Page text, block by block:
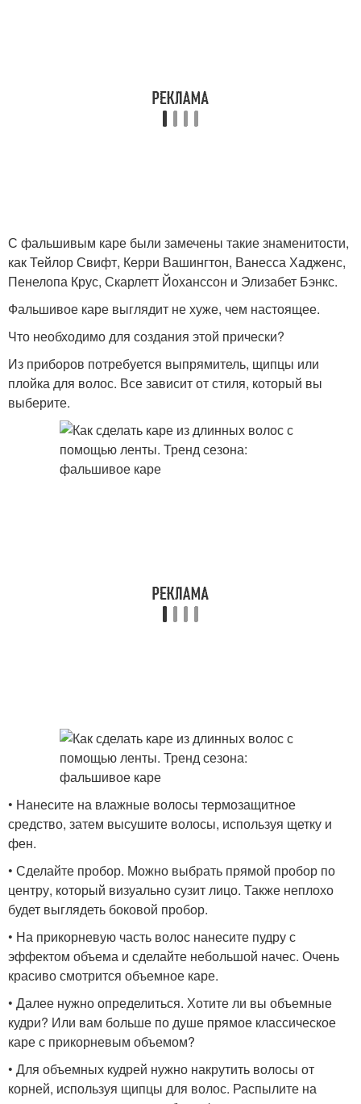
С фальшивым каре были замечены такие знаменитости,
как Тейлор Свифт, Керри Вашингтон, Ванесса Хадженс,
Пенелопа Крус, Скарлетт Йоханссон и Элизабет Бэнкс.
Фальшивое каре выглядит не хуже, чем настоящее.
Что необходимо для создания этой прически?
Из приборов потребуется выпрямитель, щипцы или
плойка для волос. Все зависит от стиля, который вы
выберите.
• Нанесите на влажные волосы термозащитное
средство, затем высушите волосы, используя щетку и
фен.
• Сделайте пробор. Можно выбрать прямой пробор по
центру, который визуально сузит лицо. Также неплохо
будет выглядеть боковой пробор.
• На прикорневую часть волос нанесите пудру с
эффектом объема и сделайте небольшой начес. Очень
красиво смотрится объемное каре.
• Далее нужно определиться. Хотите ли вы объемные
кудри? Или вам больше по душе прямое классическое
каре с прикорневым объемом?
• Для объемных кудрей нужно накрутить волосы от
корней, используя щипцы для волос. Распылите на